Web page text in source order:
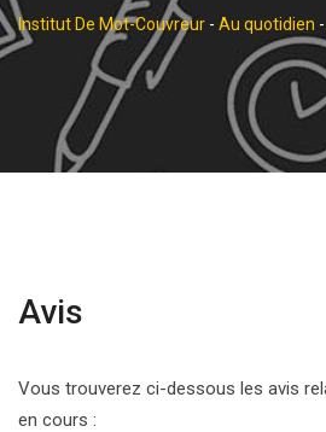
Institut De Mot-Couvreur - Au quotidien -
Avis
Vous trouverez ci-dessous les avis
en cours :